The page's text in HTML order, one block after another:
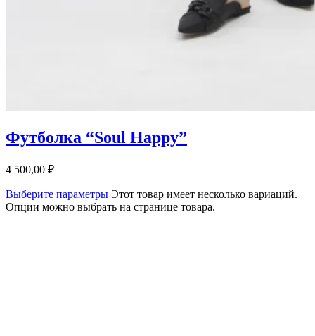
Футболка “Soul Happy”
4 500,00 ₽
Выберите параметры Этот товар имеет несколько вариаций.
Опции можно выбрать на странице товара.